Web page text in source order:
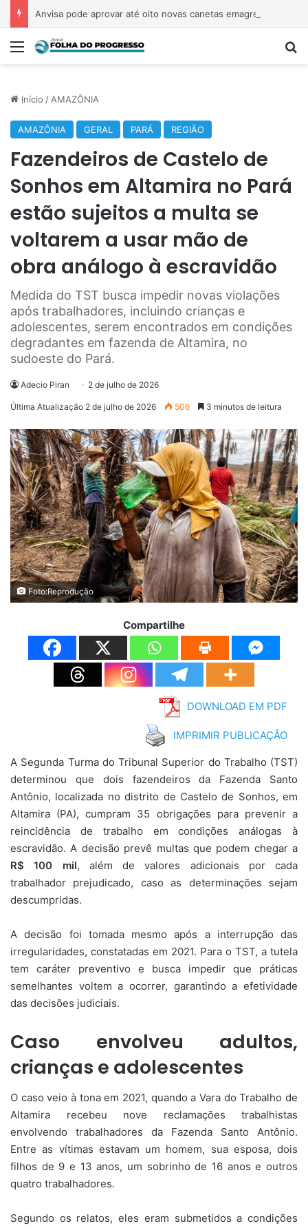
Menu
Início / AMAZÔNIA
AMAZÔNIA GERAL PARÁ REGIÃO
Fazendeiros de Castelo de
Sonhos em Altamira no Pará
estão sujeitos a multa se
voltarem a usar mão de
obra análogo à escravidão
Medida do TST busca impedir novas violações
após trabalhadores, incluindo crianças e
adolescentes, serem encontrados em condições
degradantes em fazenda de Altamira, no
sudoeste do Pará.
Adecio Piran 2 de julho de 2026
Última Atualização 2 de julho de 2026 506 3 minutos de leitura
Foto:Reprodução
Compartilhe
DOWNLOAD EM PDF
IMPRIMIR PUBLICAÇÃO
A Segunda Turma do Tribunal Superior do Trabalho (TST)
determinou que dois fazendeiros da Fazenda Santo
Antônio, localizada no distrito de Castelo de Sonhos, em
Altamira (PA), cumpram 35 obrigações para prevenir a
reincidência de trabalho em condições análogas à
escravidão. A decisão prevê multas que podem chegar a
R$ 100 mil, além de valores adicionais por cada
trabalhador prejudicado, caso as determinações sejam
descumpridas.
A decisão foi tomada mesmo após a interrupção das
irregularidades, constatadas em 2021. Para o TST, a tutela
tem caráter preventivo e busca impedir que práticas
semelhantes voltem a ocorrer, garantindo a efetividade
das decisões judiciais.
Caso envolveu adultos,
crianças e adolescentes
O caso veio à tona em 2021, quando a Vara do Trabalho de
Altamira recebeu nove reclamações trabalhistas
envolvendo trabalhadores da Fazenda Santo Antônio.
Entre as vítimas estavam um homem, sua esposa, dois
filhos de 9 e 13 anos, um sobrinho de 16 anos e outros
quatro trabalhadores.
Segundo os relatos, eles eram submetidos a condições